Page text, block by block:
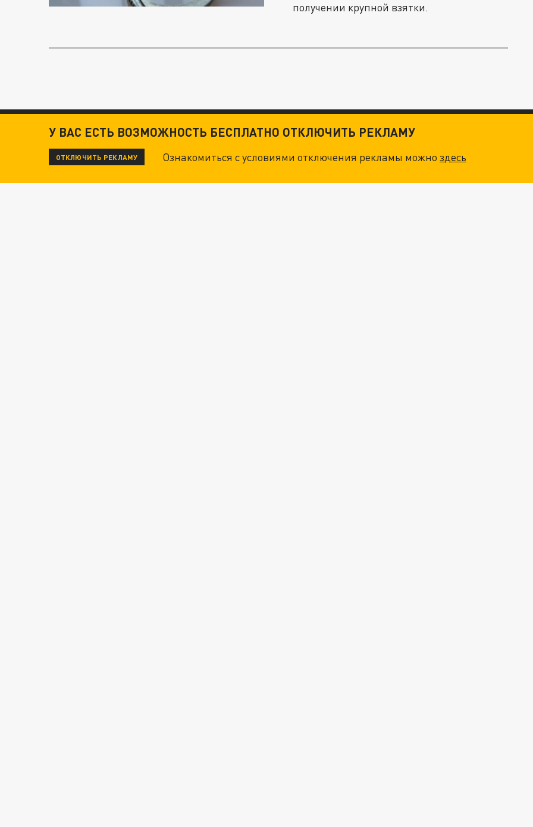
получении крупной взятки.
У ВАС ЕСТЬ ВОЗМОЖНОСТЬ БЕСПЛАТНО ОТКЛЮЧИТЬ РЕКЛАМУ
ОТКЛЮЧИТЬ РЕКЛАМУ Ознакомиться с условиями отключения рекламы можноздесь